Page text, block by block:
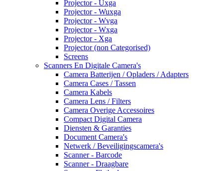
Projector - Uxga
Projector - Wuxga
Projector - Wvga
Projector - Wxga
Projector - Xga
Projector (non Categorised)
Screens
Scanners En Digitale Camera's
Camera Batterijen / Opladers / Adapters
Camera Cases / Tassen
Camera Kabels
Camera Lens / Filters
Camera Overige Accessoires
Compact Digital Camera
Diensten & Garanties
Document Camera's
Netwerk / Beveiligingscamera's
Scanner - Barcode
Scanner - Draagbare